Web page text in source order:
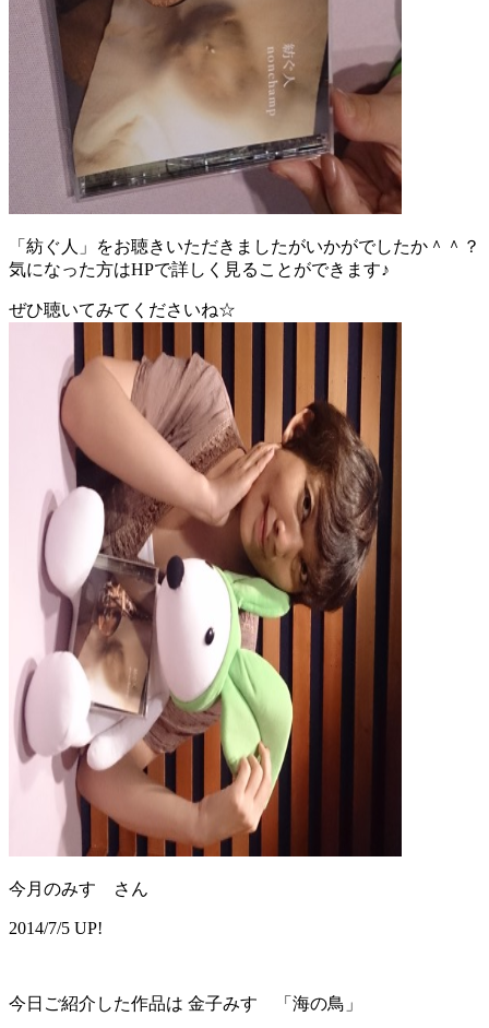
「紡ぐ人」をお聴きいただきましたがいかがでしたか＾＾？
気になった方はHPで詳しく見ることができます♪
ぜひ聴いてみてくださいね☆
今月のみすゞさん
2014/7/5 UP!
今日ご紹介した作品は 金子みすゞ「海の鳥」